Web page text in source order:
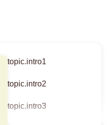
topic.intro1
topic.intro2
topic.intro3